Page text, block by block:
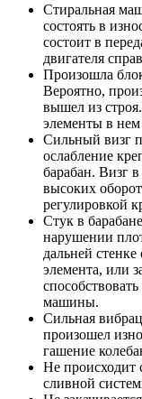
Стиральная
состоять в
состоит в
двигателя
Произошла
Вероятно,
вышел из
элементы в
Сильный визг
ослабление
барабан. Визг
высоких
регулировкой
Стук в
нарушении
дальней
элемента, или
машины.
Сильная
произошел
гашение
Не происходит
сливной